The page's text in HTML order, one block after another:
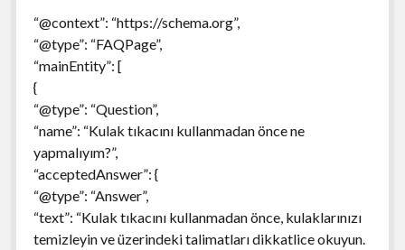
“@context”: “https://schema.org”,
“@type”: “FAQPage”,
“mainEntity”: [
{
“@type”: “Question”,
“name”: “Kulak tıkacını kullanmadan önce ne
yapmalıyım?”,
“acceptedAnswer”: {
“@type”: “Answer”,
“text”: “Kulak tıkacını kullanmadan önce, kulaklarınızı
temizleyin ve üzerindeki talimatları dikkatlice okuyun.